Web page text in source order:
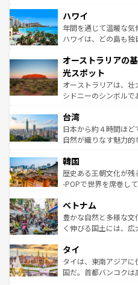
着のスイス情報は
のような巨大都市は、
ンメントが詰まった
西部には大自然が広
部のニューオーリンズ
文化が魅力。旅行者は
しみながら、その多様
るだろう。車でのロー
情報は
ハワイ
年間を通じて温暖な
ハワイは、どの島も
ワイ島は見逃せない。
島だが、静かな自然を
おすすめ。エメラルド
文化や歴史が息づい
人々、おいしいローカ
ク、伝統的なフラダ
っている。訪れるたび
はコンテンツ一覧
オーストラリアの
光スポット
オーストラリアは、壮
シドニーのシンボル
リアリーフや大陸中央
ク）、タスマニアの
ど、見どころがたく
いる。アクティビティ
ビング、ハイキング
い。オーストラリア
参照してほしい。
台湾
日本から約４時間ほ
自然が織りなす魅力
ン）、静ひつな山岳地
と山間の静けさが共
驚きをもたらしてく
容にもいいと評判のス
が味わえる。
照してほしい。
韓国
歴史ある王朝文化が
-POPで世界を席巻し
き、地方に足を延ばせ
できる。そして、キ
まで、さまざまな韓
リティに包まれながら
わ
覧を参照してほしい。
ベトナム
豊かな自然と多様な
く伸びる国土には、
急速な発展と共に伝統
ーチミン市のフランス
醸し出している。ま
タイ
タイは、東南アジアに
国だ。首都バンコク